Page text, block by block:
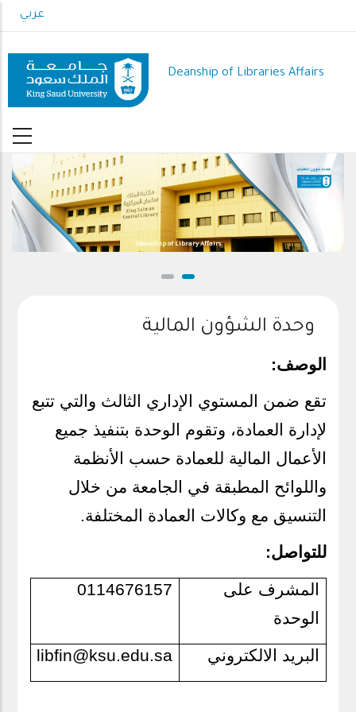
to
content
عربي
Deanship of Libraries Affairs
Deanship of Library Affairs
وحدة الشؤون المالية
الوصف:
تقع ضمن المستوي الإداري الثالث والتي تتبع
لإدارة العمادة، وتقوم الوحدة بتنفيذ جميع
الأعمال المالية للعمادة حسب الأنظمة
واللوائح المطبقة في الجامعة من خلال
التنسيق مع وكالات العمادة المختلفة.
للتواصل:
المشرف على
الوحدة
0114676157
البريد الالكتروني libfin@ksu.edu.sa